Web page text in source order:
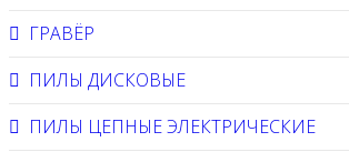
ГРАВЁР
ПИЛЫ ДИСКОВЫЕ
ПИЛЫ ЦЕПНЫЕ ЭЛЕКТРИЧЕСКИЕ